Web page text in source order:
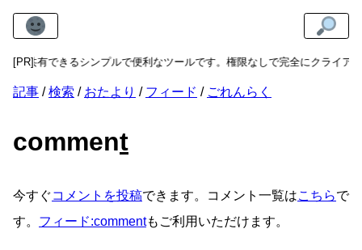
[PR]
を共有できるシンプルで便利なツールです。権限なしで完全にクライア
記事 検索 おたより フィード ごれんらく
comment
今すぐコメントを投稿できます。コメント一覧はこちらで
す。 フィード:commentもご利用いただけます。